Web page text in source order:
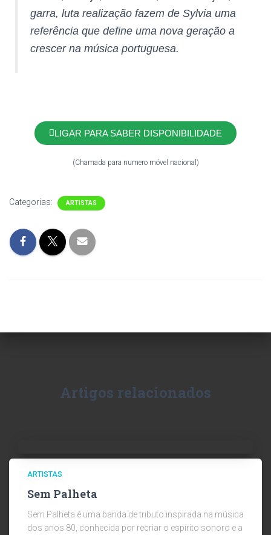
garra, luta realização fazem de Sylvia uma
referência que define uma nova geração a
crescer na música portuguesa.
LIGAR PARA SABER DISPONIBILIDADE
(Chamada para numero móvel nacional)
Categorias: ARTISTAS
Artigos relacionados
ARTISTAS
Sem Palheta
Sem Palheta é uma banda de tributo inspirada na música
dos anos 80, conhecida por recriar o espírito sonoro e a